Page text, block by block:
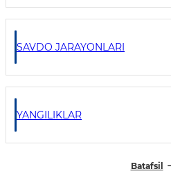
SAVDO JARAYONLARI
YANGILIKLAR
Batafsil